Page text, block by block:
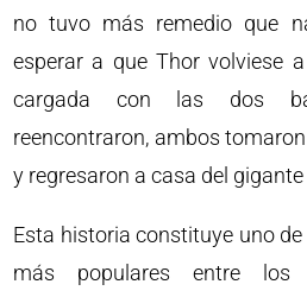
no tuvo más remedio que
esperar a que Thor volviese
cargada con las dos
reencontraron, ambos
y regresaron a casa del
Esta historia constituye uno
más populares entre los